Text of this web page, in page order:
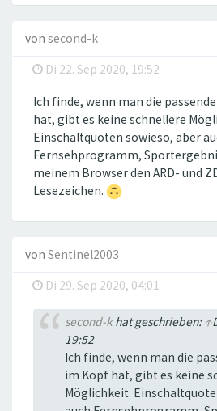
von second-k
-
Di 22. Sep 2020, 19:52
Ich finde, wenn man die
hat, gibt es keine schnellere
Einschaltquoten sowieso, aber
Fernsehprogramm,
meinem Browser den ARD- und
Lesezeichen.
von Sentinel2003
-
Di 29. Sep 2020, 04:01
second-khat geschrieben: ↑
19:52
Ich finde, wenn man die
im Kopf hat, gibt es keine
Möglichkeit.